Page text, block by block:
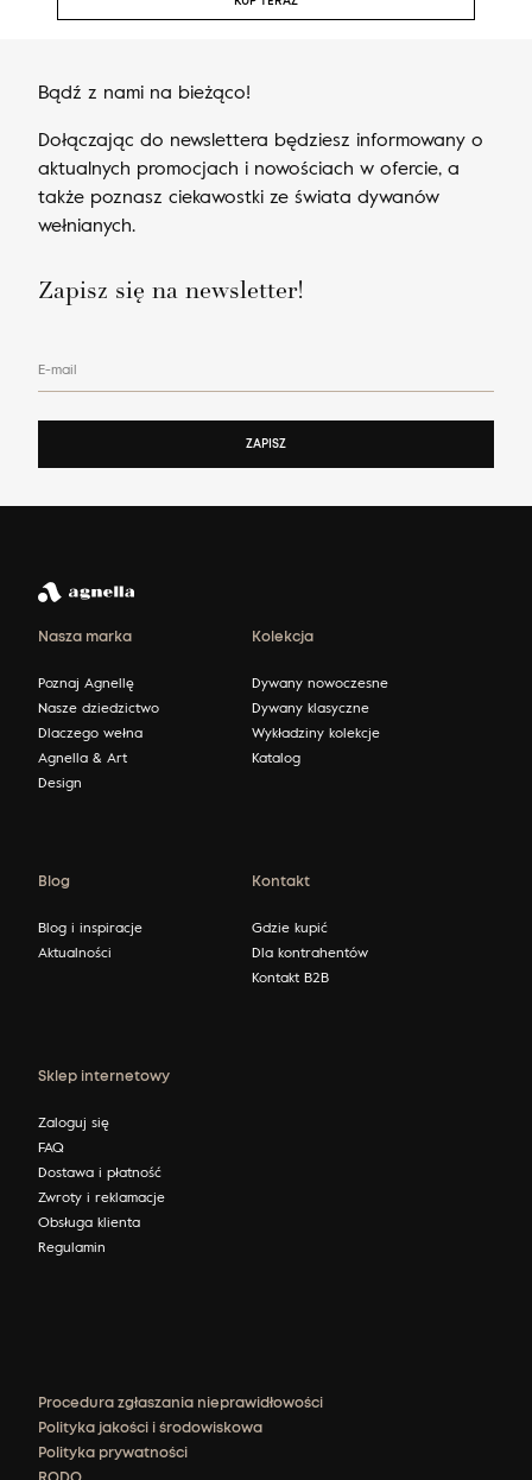
Bądź z nami na bieżąco!
Dołączając do newslettera będziesz informowany o
aktualnych promocjach i nowościach w ofercie, a
także poznasz ciekawostki ze świata dywanów
wełnianych.
Zapisz się na newsletter!
E-mail
ZAPISZ
Nasza marka
Poznaj Agnellę
Nasze dziedzictwo
Dlaczego wełna
Agnella & Art
Design
Kolekcja
Dywany nowoczesne
Dywany klasyczne
Wykładziny kolekcje
Katalog
Blog
Blog i inspiracje
Aktualności
Kontakt
Gdzie kupić
Dla kontrahentów
Kontakt B2B
Sklep internetowy
Zaloguj się
FAQ
Dostawa i płatność
Zwroty i reklamacje
Obsługa klienta
Regulamin
Procedura zgłaszania nieprawidłowości
Polityka jakości i środowiskowa
Polityka prywatności